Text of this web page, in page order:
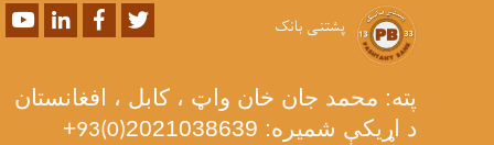
پشتنی بانک YoutubeLinkedInFacebook
پته: محمد جان خان واټ ، کابل ، افغانستان
د اړیکې شمیره: 2021038639
93(0)
+